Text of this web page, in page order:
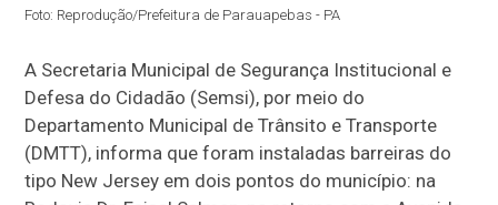
Foto: Reprodução/Prefeitura de Parauapebas - PA
A Secretaria Municipal de Segurança Institucional e
Defesa do Cidadão (Semsi), por meio do
Departamento Municipal de Trânsito e Transporte
(DMTT), informa que foram instaladas barreiras do
tipo New Jersey em dois pontos do município: na